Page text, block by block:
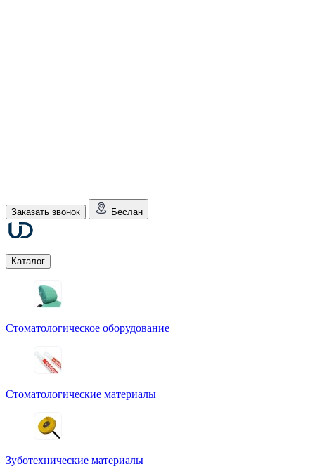
Заказать звонок Беслан
Каталог
Стоматологическое оборудование
Стоматологические материалы
Зуботехнические материалы